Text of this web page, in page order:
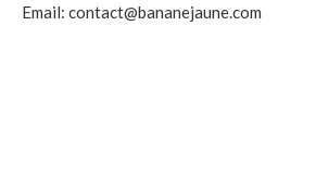
Email: contact@bananejaune.com